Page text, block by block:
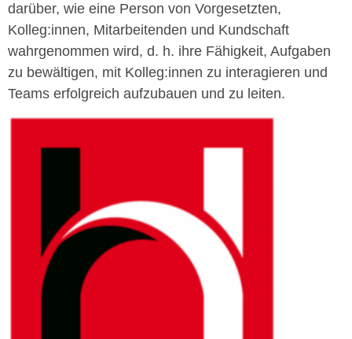
darüber, wie eine Person von Vorgesetzten,
Kolleg:innen, Mitarbeitenden und Kundschaft
wahrgenommen wird, d. h. ihre Fähigkeit, Aufgaben
zu bewältigen, mit Kolleg:innen zu interagieren und
Teams erfolgreich aufzubauen und zu leiten.